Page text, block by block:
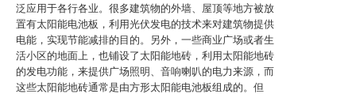
泛应用于各行各业。很多建筑物的外墙、屋顶等地方被放
置有太阳能电池板，利用光伏发电的技术来对建筑物提供
电能，实现节能减排的目的。另外，一些商业广场或者生
活小区的地面上，也铺设了太阳能地砖，利用太阳能地砖
的发电功能，来提供广场照明、音响喇叭的电力来源，而
这些太阳能地砖通常是由方形太阳能电池板组成的。但